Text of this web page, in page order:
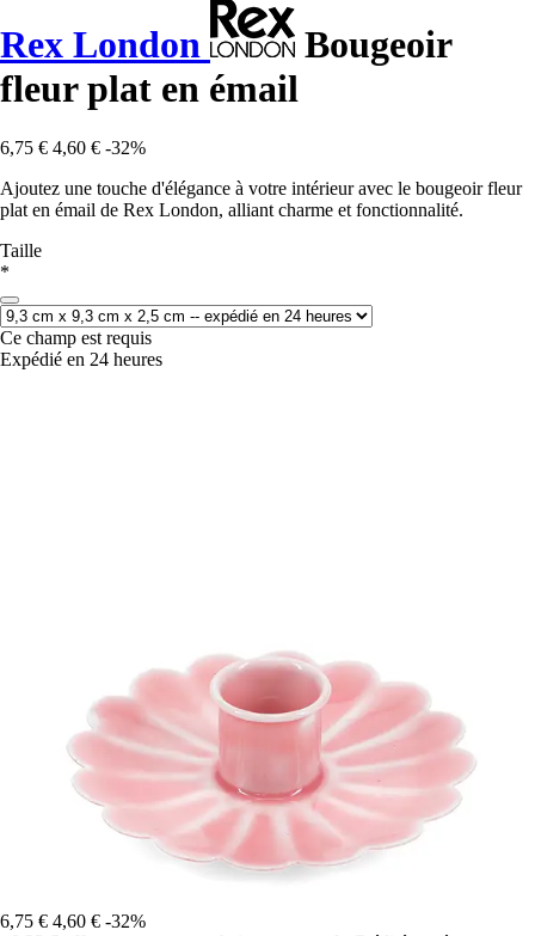
Rex London
Bougeoir
fleur plat en émail
6,75 € 4,60 € -32%
Ajoutez une touche d'élégance à votre intérieur avec le bougeoir fleur
plat en émail de Rex London, alliant charme et fonctionnalité.
Taille
*
Ce champ est requis
Expédié en 24 heures
6,75 € 4,60 € -32%